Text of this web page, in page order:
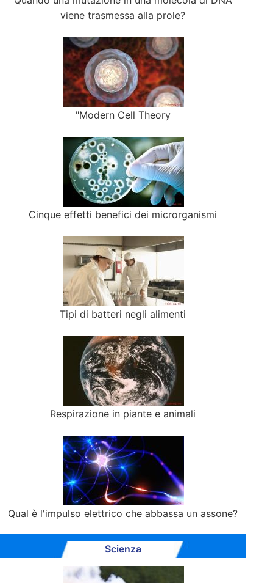
viene trasmessa alla prole?
"Modern Cell Theory
Cinque effetti benefici dei microrganismi
Tipi di batteri negli alimenti
Respirazione in piante e animali
Qual è l'impulso elettrico che abbassa un assone?
Scienza